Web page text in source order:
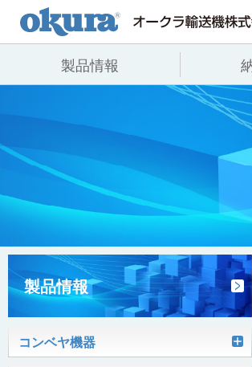
製品情報
製品情報
コンベヤ機器
コンベヤ機器を
用途から探す
ヒント集
納入事例
全業種
飲料
会社情報
代表あいさつ
事業所一覧
沿革
製品情報
コンベヤ機器